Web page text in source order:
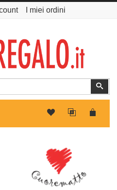
I miei ordini